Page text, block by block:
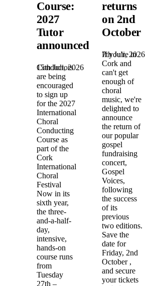
Course:
2027
Tutor
announced!
15th Juli, 2026
Conductors
are being
encouraged
to sign up
for the 2027
International
Choral
Conducting
Course as
part of the
Cork
International
Choral
Festival
Now in its
sixth year,
the three-
and-a-half-
day,
intensive,
hands-on
course runs
from
Tuesday
27th –
returns
on 2nd
October
7th Juli, 2026
If you're in
Cork and
can't get
enough of
choral
music, we're
delighted to
announce
the return of
our popular
gospel
fundraising
concert,
Gospel
Voices,
following
the success
of its
previous
two editions.
Save the
date for
Friday, 2nd
October ,
and secure
your tickets